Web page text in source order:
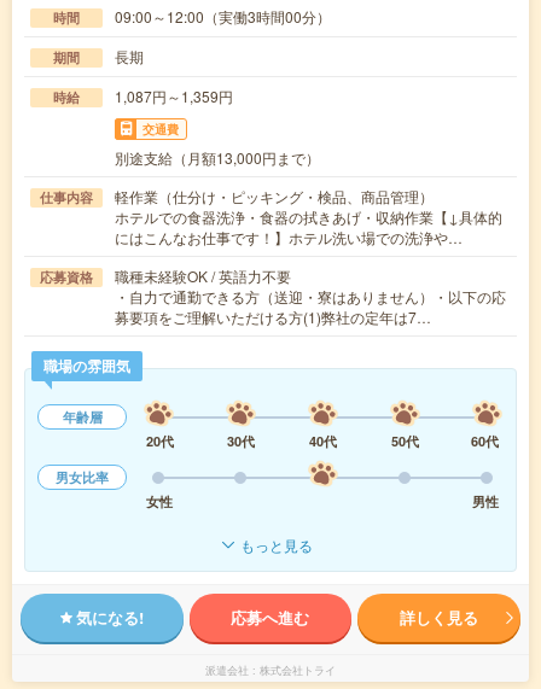
時間 09:00～12:00（実働3時間00分）
期間 長期
時給 1,087円～1,359円
交通費
別途支給（月額13,000円まで）
仕事内容
軽作業（仕分け・ピッキング・検品、商品管理）
ホテルでの食器洗浄・食器の拭きあげ・収納作業【↓具体的
にはこんなお仕事です！】ホテル洗い場での洗浄や…
応募資格
職種未経験OK / 英語力不要
・自力で通勤できる方（送迎・寮はありません）・以下の応
募要項をご理解いただける方(1)弊社の定年は7…
職場の雰囲気
年齢層
20代
30代 40代 50代
60代
男女比率
女性
男性
もっと見る
気になる! 応募へ進む 詳しく見る
派遣会社 株式会社トライ